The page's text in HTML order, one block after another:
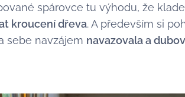
spárovce tu výhodu, že
kroucení dřeva. A především si
sebe navzájem navazovala a